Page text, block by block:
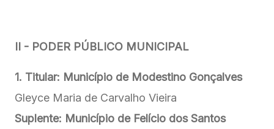
II - PODER PÚBLICO MUNICIPAL
1. Titular: Município de Modestino Gonçalves
Gleyce Maria de Carvalho Vieira
Suplente: Município de Felício dos Santos